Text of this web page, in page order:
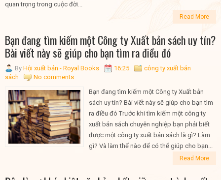
quan trọng trong cuộc đời...
Read More
Bạn đang tìm kiếm một Công ty Xuất bản sách uy tín?
Bài viết này sẽ giúp cho bạn tìm ra điều đó
By Hội xuất bản - Royal Books 16:25
công ty xuất bản
sách
No comments
Bạn đang tìm kiếm một Công ty Xuất bản
sách uy tín? Bài viết này sẽ giúp cho bạn tìm
ra điều đó Trước khi tìm kiếm một công ty
xuất bản sách chuyên nghiệp bạn phải biết
được một công ty xuất bản sách là gì? Làm
gì? Và làm thế nào để có thể giúp cho bạn...
Read More